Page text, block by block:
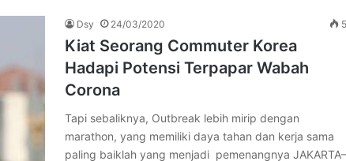
Dsy 24/03/2020
Kiat Seorang Commuter Korea
Hadapi Potensi Terpapar Wabah
Corona
Tapi sebaliknya, Outbreak lebih mirip dengan
marathon, yang memiliki daya tahan dan kerja sama
paling baiklah yang menjadi pemenangnya